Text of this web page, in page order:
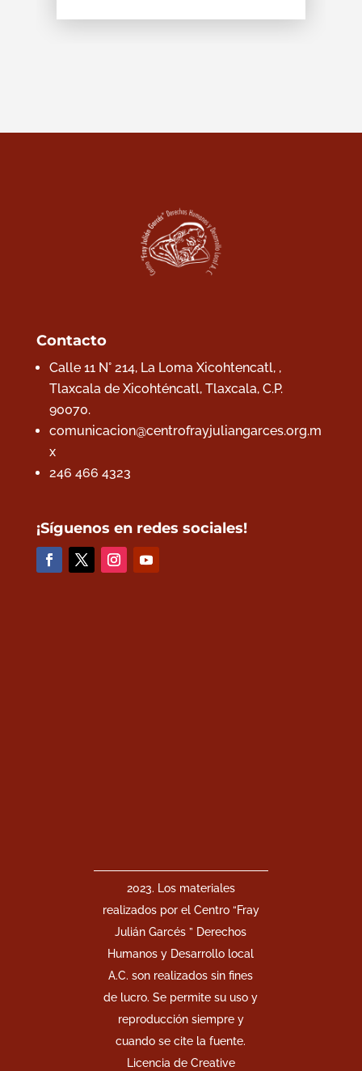
Contacto
Calle 11 N° 214, La Loma Xicohtencatl, ,
Tlaxcala de Xicohténcatl, Tlaxcala, C.P.
90070.
comunicacion@centrofrayjuliangarces.org.m
x
246 466 4323
¡Síguenos en redes sociales!
2023. Los materiales
realizados por el Centro “Fray
Julián Garcés ” Derechos
Humanos y Desarrollo local
A.C. son realizados sin fines
de lucro. Se permite su uso y
reproducción siempre y
cuando se cite la fuente.
Licencia de Creative